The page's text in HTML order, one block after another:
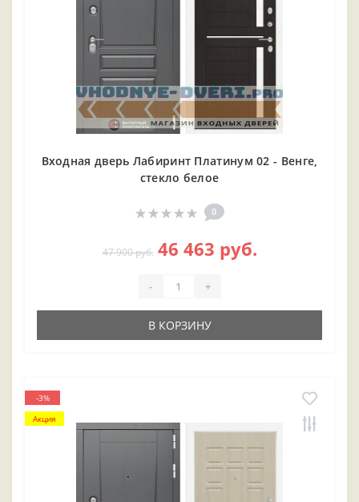
Входная дверь Лабиринт Платинум 02 - Венге,
стекло белое
0
47 900 руб. 46 463 руб.
- +
В КОРЗИНУ
-3%
Акция